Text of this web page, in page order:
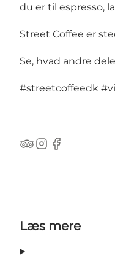
du er til espresso,
Street Coffee er
Se, hvad andre
#streetcoffeedk
TripAdvisor
Instagram
Facebook
Læs mere